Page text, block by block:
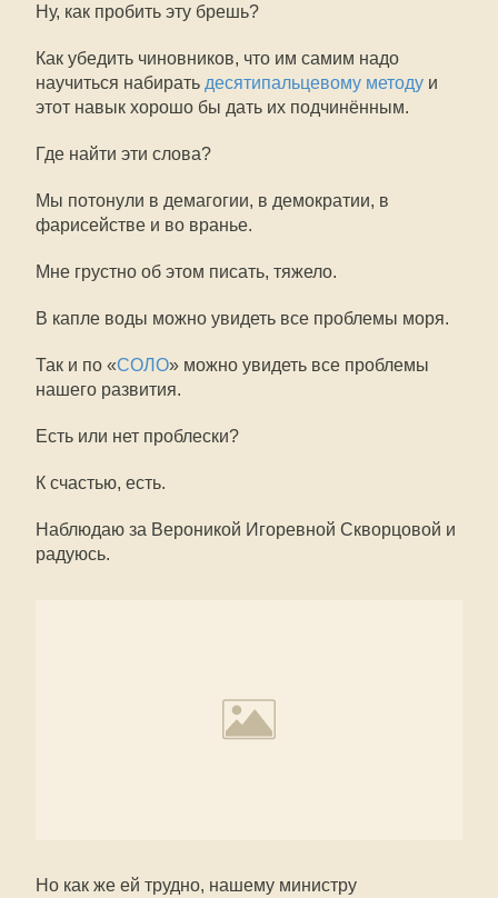
Ну, как пробить эту брешь?
Как убедить чиновников, что им самим надо
научиться набирать десятипальцевому методу и
этот навык хорошо бы дать их подчинённым.
Где найти эти слова?
Мы потонули в демагогии, в демократии, в
фарисействе и во вранье.
Мне грустно об этом писать, тяжело.
В капле воды можно увидеть все проблемы моря.
Так и по «СОЛО» можно увидеть все проблемы
нашего развития.
Есть или нет проблески?
К счастью, есть.
Наблюдаю за Вероникой Игоревной Скворцовой и
радуюсь.
Но как же ей трудно, нашему министру